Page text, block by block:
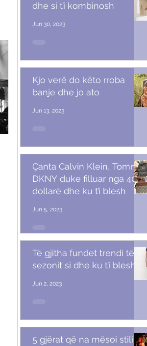
dhe si t’i kombinosh
Jun 30, 2023
Kjo verë do këto rroba
banje dhe jo ato
Jun 13, 2023
Çanta Calvin Klein, Tommy,
DKNY duke filluar nga 40
dollarë dhe ku t’i blesh
Jun 5, 2023
Të gjitha fundet trendi të
sezonit si dhe ku t’i blesh
Jun 2, 2023
5 gjërat që na mësoi stili i